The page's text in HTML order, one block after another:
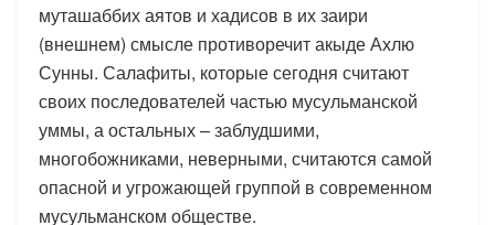
муташаббих аятов и хадисов в их заири
(внешнем) смысле противоречит акыде Ахлю
Сунны. Салафиты, которые сегодня считают
своих последователей частью мусульманской
уммы, а остальных – заблудшими,
многобожниками, неверными, считаются самой
опасной и угрожающей группой в современном
мусульманском обществе.